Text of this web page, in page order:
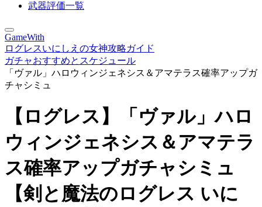
武器評価一覧
GameWith
ログレスいにしえの女神攻略ガイド
ガチャおすすめとスケジュール
「ヴァル」ハロウィンジェネシス＆アマテラス確率アップガ
チャシミュ
【ログレス】「ヴァル」ハロ
ウィンジェネシス＆アマテラ
ス確率アップガチャシミュ
【剣と魔法のログレス いに